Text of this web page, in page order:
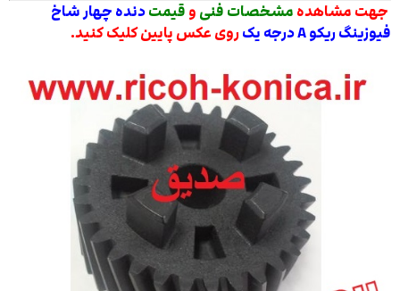
جهت مشاهده مشخصات فنی و قیمتدنده چهار شاخ
فیوزینگ ریکو A درجه یک روی عکس پایین کلیک کنید.